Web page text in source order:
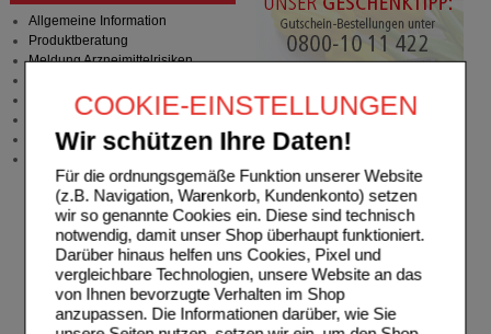
COOKIE-EINSTELLUNGEN
Wir schützen Ihre Daten!
Für die ordnungsgemäße Funktion unserer Website
(z.B. Navigation, Warenkorb, Kundenkonto) setzen
wir so genannte Cookies ein. Diese sind technisch
notwendig, damit unser Shop überhaupt funktioniert.
Darüber hinaus helfen uns Cookies, Pixel und
vergleichbare Technologien, unsere Website an das
von Ihnen bevorzugte Verhalten im Shop
anzupassen. Die Informationen darüber, wie Sie
Allgemeine Information
Produktberatung
Meldung Arzneimittelrisiken
Angebote & Downloads
Newsletter
Neukundenprämie